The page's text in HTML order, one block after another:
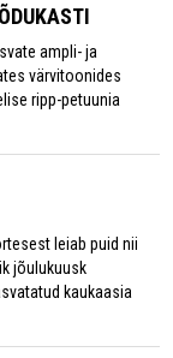
ampli- ja
värvitoonides
ripp-petuunia
leiab puid nii
jõulukuusk
kaukaasia